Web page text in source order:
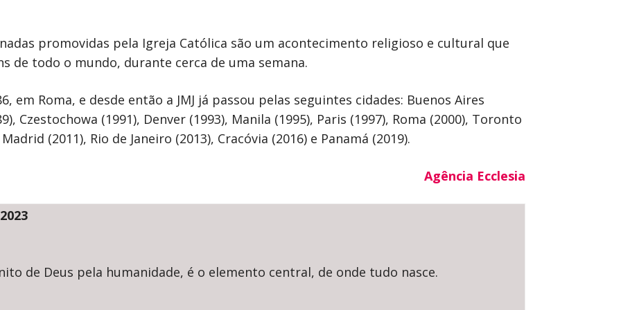
promovidas pela Igreja Católica são um acontecimento religioso e cultural que
de todo o mundo, durante cerca de uma semana.
em Roma, e desde então a JMJ já passou pelas seguintes cidades: Buenos Aires
Czestochowa (1991), Denver (1993), Manila (1995), Paris (1997), Roma (2000), Toronto
(2011), Rio de Janeiro (2013), Cracóvia (2016) e Panamá (2019).
Agência Ecclesia
de Deus pela humanidade, é o elemento central, de onde tudo nasce.